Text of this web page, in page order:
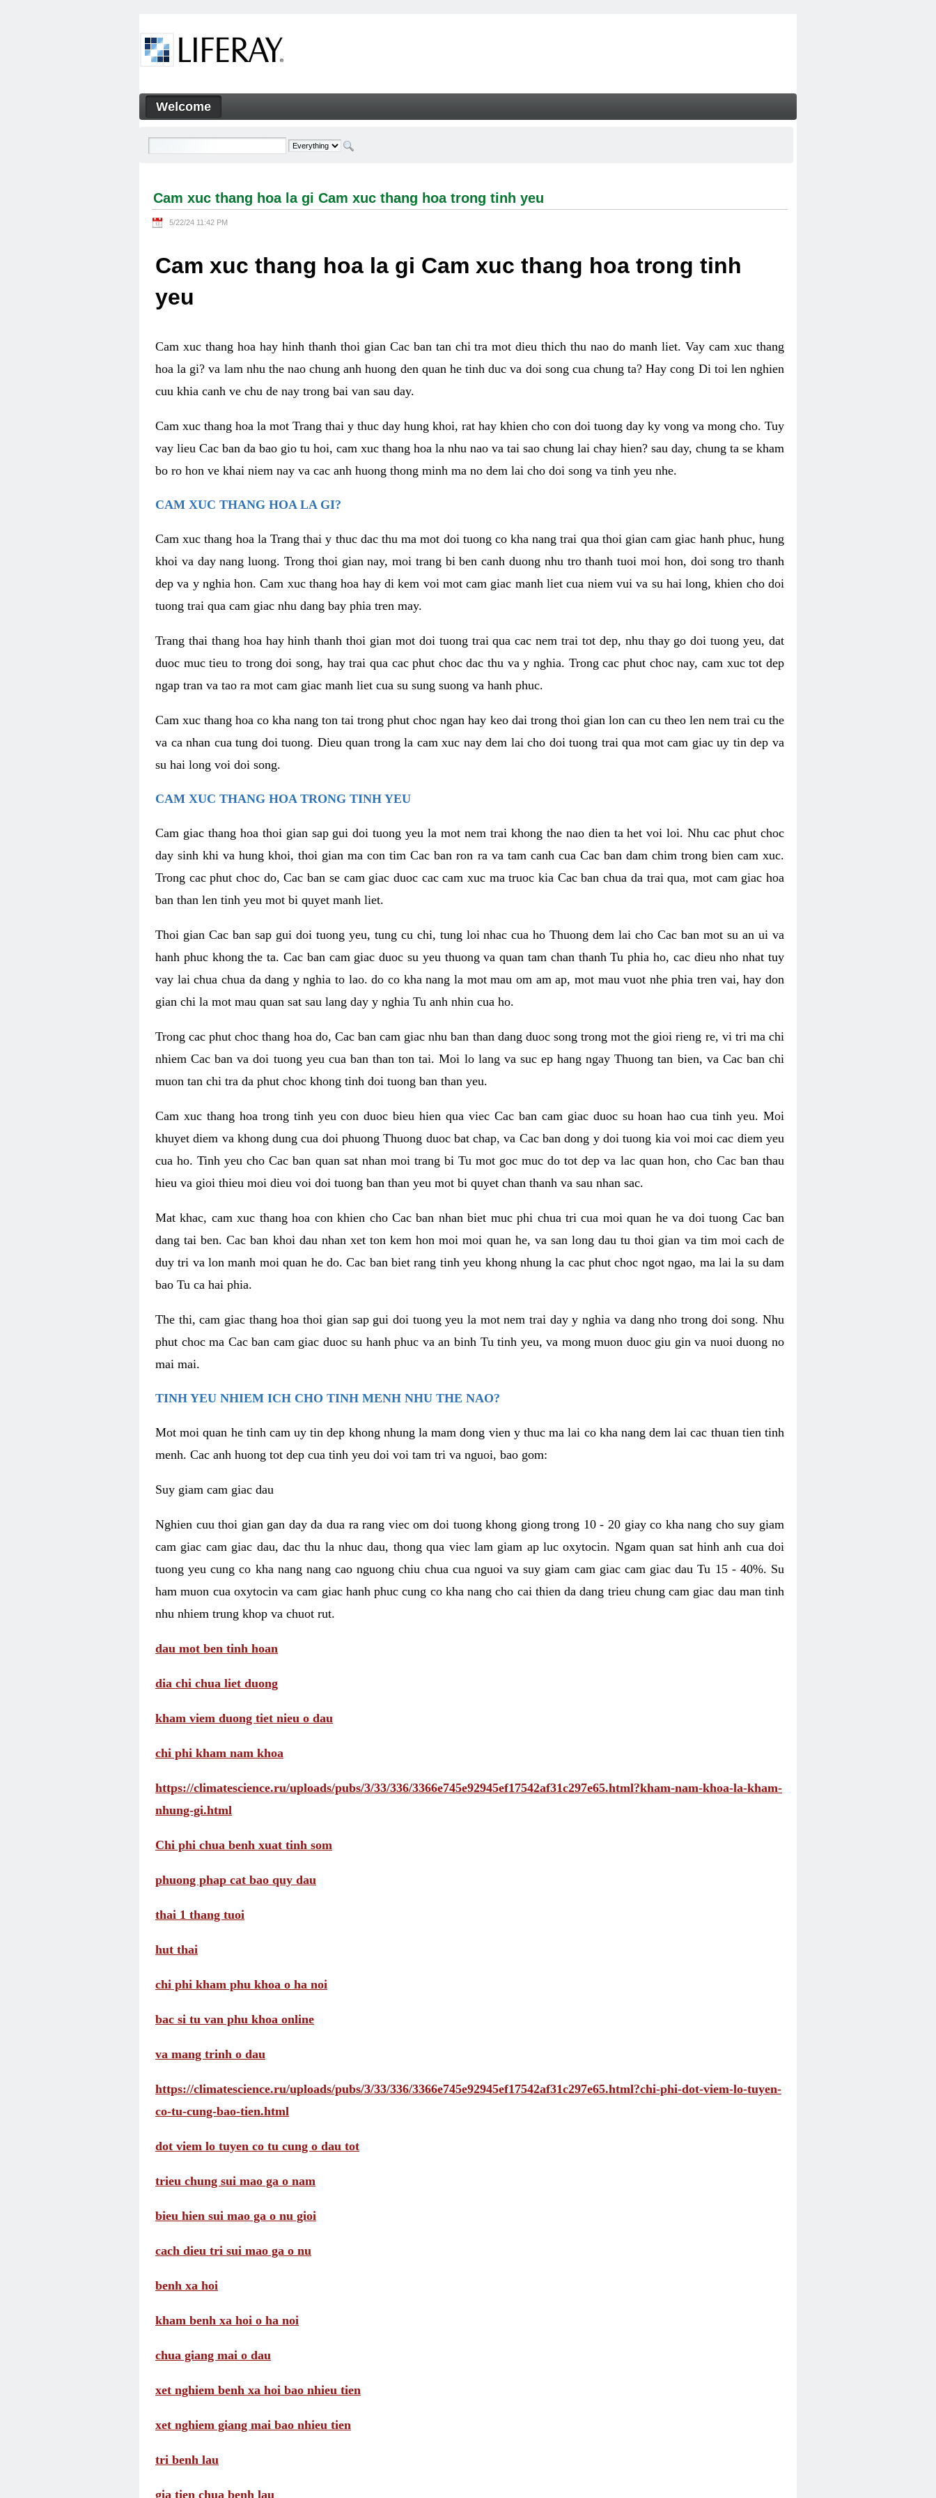
Cam xuc thang hoa la gi Cam xuc thang hoa trong tinh yeu - Welcome
Navigation
Welcome
Cam xuc thang hoa la gi Cam xuc thang hoa trong tinh yeu
5/22/24 11:42 PM
Cam xuc thang hoa la gi Cam xuc thang hoa trong tinh
yeu
Cam xuc thang hoa hay hinh thanh thoi gian Cac ban tan chi tra mot dieu thich thu nao do manh liet. Vay cam xuc thang
hoa la gi? va lam nhu the nao chung anh huong den quan he tinh duc va doi song cua chung ta? Hay cong Di toi len nghien
cuu khia canh ve chu de nay trong bai van sau day.
Cam xuc thang hoa la mot Trang thai y thuc day hung khoi, rat hay khien cho con doi tuong day ky vong va mong cho. Tuy
vay lieu Cac ban da bao gio tu hoi, cam xuc thang hoa la nhu nao va tai sao chung lai chay hien? sau day, chung ta se kham
bo ro hon ve khai niem nay va cac anh huong thong minh ma no dem lai cho doi song va tinh yeu nhe.
CAM XUC THANG HOA LA GI?
Cam xuc thang hoa la Trang thai y thuc dac thu ma mot doi tuong co kha nang trai qua thoi gian cam giac hanh phuc, hung
khoi va day nang luong. Trong thoi gian nay, moi trang bi ben canh duong nhu tro thanh tuoi moi hon, doi song tro thanh
dep va y nghia hon. Cam xuc thang hoa hay di kem voi mot cam giac manh liet cua niem vui va su hai long, khien cho doi
tuong trai qua cam giac nhu dang bay phia tren may.
Trang thai thang hoa hay hinh thanh thoi gian mot doi tuong trai qua cac nem trai tot dep, nhu thay go doi tuong yeu, dat
duoc muc tieu to trong doi song, hay trai qua cac phut choc dac thu va y nghia. Trong cac phut choc nay, cam xuc tot dep
ngap tran va tao ra mot cam giac manh liet cua su sung suong va hanh phuc.
Cam xuc thang hoa co kha nang ton tai trong phut choc ngan hay keo dai trong thoi gian lon can cu theo len nem trai cu the
va ca nhan cua tung doi tuong. Dieu quan trong la cam xuc nay dem lai cho doi tuong trai qua mot cam giac uy tin dep va
su hai long voi doi song.
CAM XUC THANG HOA TRONG TINH YEU
Cam giac thang hoa thoi gian sap gui doi tuong yeu la mot nem trai khong the nao dien ta het voi loi. Nhu cac phut choc
day sinh khi va hung khoi, thoi gian ma con tim Cac ban ron ra va tam canh cua Cac ban dam chim trong bien cam xuc.
Trong cac phut choc do, Cac ban se cam giac duoc cac cam xuc ma truoc kia Cac ban chua da trai qua, mot cam giac hoa
ban than len tinh yeu mot bi quyet manh liet.
Thoi gian Cac ban sap gui doi tuong yeu, tung cu chi, tung loi nhac cua ho Thuong dem lai cho Cac ban mot su an ui va
hanh phuc khong the ta. Cac ban cam giac duoc su yeu thuong va quan tam chan thanh Tu phia ho, cac dieu nho nhat tuy
vay lai chua chua da dang y nghia to lao. do co kha nang la mot mau om am ap, mot mau vuot nhe phia tren vai, hay don
gian chi la mot mau quan sat sau lang day y nghia Tu anh nhin cua ho.
Trong cac phut choc thang hoa do, Cac ban cam giac nhu ban than dang duoc song trong mot the gioi rieng re, vi tri ma chi
nhiem Cac ban va doi tuong yeu cua ban than ton tai. Moi lo lang va suc ep hang ngay Thuong tan bien, va Cac ban chi
muon tan chi tra da phut choc khong tinh doi tuong ban than yeu.
Cam xuc thang hoa trong tinh yeu con duoc bieu hien qua viec Cac ban cam giac duoc su hoan hao cua tinh yeu. Moi
khuyet diem va khong dung cua doi phuong Thuong duoc bat chap, va Cac ban dong y doi tuong kia voi moi cac diem yeu
cua ho. Tinh yeu cho Cac ban quan sat nhan moi trang bi Tu mot goc muc do tot dep va lac quan hon, cho Cac ban thau
hieu va gioi thieu moi dieu voi doi tuong ban than yeu mot bi quyet chan thanh va sau nhan sac.
Mat khac, cam xuc thang hoa con khien cho Cac ban nhan biet muc phi chua tri cua moi quan he va doi tuong Cac ban
dang tai ben. Cac ban khoi dau nhan xet ton kem hon moi moi quan he, va san long dau tu thoi gian va tim moi cach de
duy tri va lon manh moi quan he do. Cac ban biet rang tinh yeu khong nhung la cac phut choc ngot ngao, ma lai la su dam
bao Tu ca hai phia.
The thi, cam giac thang hoa thoi gian sap gui doi tuong yeu la mot nem trai day y nghia va dang nho trong doi song. Nhu
phut choc ma Cac ban cam giac duoc su hanh phuc va an binh Tu tinh yeu, va mong muon duoc giu gin va nuoi duong no
mai mai.
TINH YEU NHIEM ICH CHO TINH MENH NHU THE NAO?
Mot moi quan he tinh cam uy tin dep khong nhung la mam dong vien y thuc ma lai co kha nang dem lai cac thuan tien tinh
menh. Cac anh huong tot dep cua tinh yeu doi voi tam tri va nguoi, bao gom:
Suy giam cam giac dau
Nghien cuu thoi gian gan day da dua ra rang viec om doi tuong khong giong trong 10 - 20 giay co kha nang cho suy giam
cam giac cam giac dau, dac thu la nhuc dau, thong qua viec lam giam ap luc oxytocin. Ngam quan sat hinh anh cua doi
tuong yeu cung co kha nang nang cao nguong chiu chua cua nguoi va suy giam cam giac cam giac dau Tu 15 - 40%. Su
ham muon cua oxytocin va cam giac hanh phuc cung co kha nang cho cai thien da dang trieu chung cam giac dau man tinh
nhu nhiem trung khop va chuot rut.
dau mot ben tinh hoan
dia chi chua liet duong
kham viem duong tiet nieu o dau
chi phi kham nam khoa
https://climatescience.ru/uploads/pubs/3/33/336/3366e745e92945ef17542af31c297e65.html?kham-nam-khoa-la-kham-
nhung-gi.html
Chi phi chua benh xuat tinh som
phuong phap cat bao quy dau
thai 1 thang tuoi
hut thai
chi phi kham phu khoa o ha noi
bac si tu van phu khoa online
va mang trinh o dau
https://climatescience.ru/uploads/pubs/3/33/336/3366e745e92945ef17542af31c297e65.html?chi-phi-dot-viem-lo-tuyen-
co-tu-cung-bao-tien.html
dot viem lo tuyen co tu cung o dau tot
trieu chung sui mao ga o nam
bieu hien sui mao ga o nu gioi
cach dieu tri sui mao ga o nu
benh xa hoi
kham benh xa hoi o ha noi
chua giang mai o dau
xet nghiem benh xa hoi bao nhieu tien
xet nghiem giang mai bao nhieu tien
tri benh lau
gia tien chua benh lau